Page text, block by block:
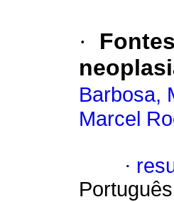
·
Barbosa,
Marcel
·